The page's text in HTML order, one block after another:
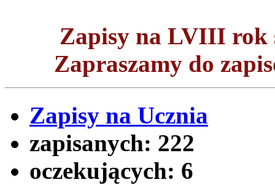
Zapisy na LVIII
Zapraszamy do
Zapisy na Ucznia
zapisanych: 222
oczekujących: 6